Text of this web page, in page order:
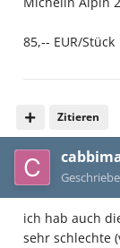
85,-- EUR/Stück
Zitieren
ich hab auch
sehr schlechte